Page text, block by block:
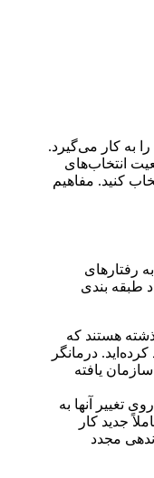
به کار می‌گیرد.
انتخاب‌های
کنید. مفاهیم
رفتارهای
طبقه بندی
هستند که
درمانگر
یافته
تغییر آنها به
جدید کار
مجدد